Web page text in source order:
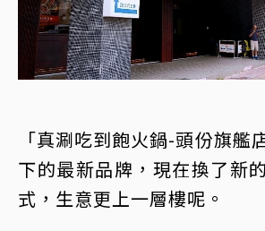
「真涮吃到飽火鍋-頭份旗艦
下的最新品牌，現在換了新
式，生意更上一層樓呢。